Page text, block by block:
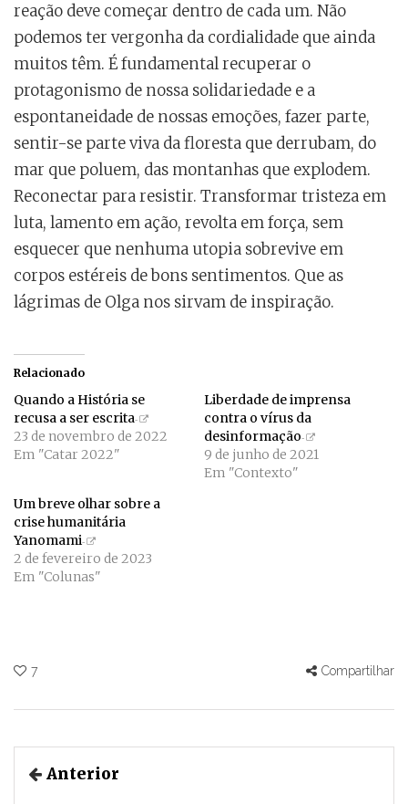
reação deve começar dentro de cada um. Não
podemos ter vergonha da cordialidade que ainda
muitos têm. É fundamental recuperar o
protagonismo de nossa solidariedade e a
espontaneidade de nossas emoções, fazer parte,
sentir-se parte viva da floresta que derrubam, do
mar que poluem, das montanhas que explodem.
Reconectar para resistir. Transformar tristeza em
luta, lamento em ação, revolta em força, sem
esquecer que nenhuma utopia sobrevive em
corpos estéreis de bons sentimentos. Que as
lágrimas de Olga nos sirvam de inspiração.
Relacionado
Quando a História se
recusa a ser escrita
23 de novembro de 2022
Em "Catar 2022"
Liberdade de imprensa
contra o vírus da
desinformação
9 de junho de 2021
Em "Contexto"
Um breve olhar sobre a
crise humanitária
Yanomami
2 de fevereiro de 2023
Em "Colunas"
7 Compartilhar
Anterior